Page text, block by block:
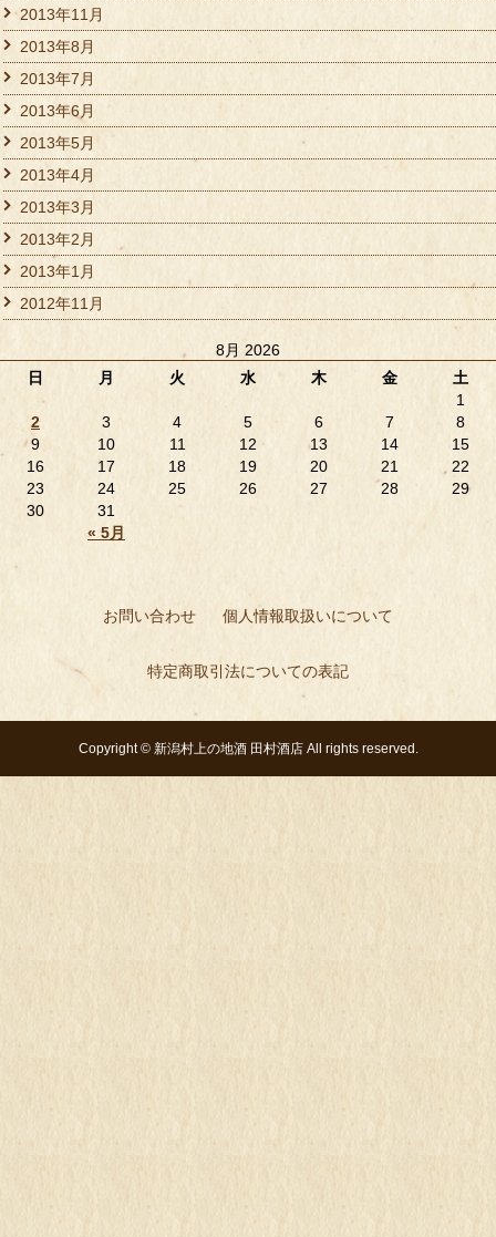
2013年11月
2013年8月
2013年7月
2013年6月
2013年5月
2013年4月
2013年3月
2013年2月
2013年1月
2012年11月
8月 2026
日
月 火 水 木 金 土
« 5月
1
2
3 4 5 6 7
8
9
10 11 12 13 14
15
16
17 18 19 20 21
22
23
24 25 26 27 28
29
30
31
お問い合わせ 個人情報取扱いについて
特定商取引法についての表記
Copyright © 新潟村上の地酒 田村酒店All rights reserved.